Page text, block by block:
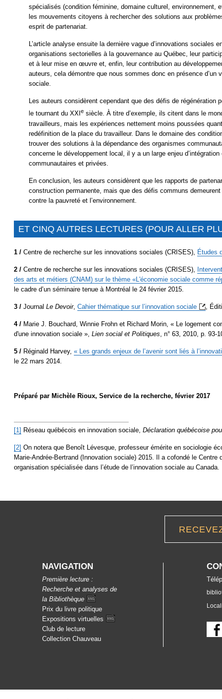
spécialisés (condition féminine, domaine culturel, environnement,
les mouvements citoyens à rechercher des solutions aux
esprit de partenariat.
L’article analyse ensuite la dernière vague d’innovations sociales
organisations sectorielles à la gouvernance au Québec, leur
et à leur mise en œuvre et, enfin, leur contribution au
auteurs, cela démontre que nous sommes donc en présence d’un
sociale.
Les auteurs considèrent cependant que des défis de régénération
le tournant du XXI e siècle. À titre d’exemple, ils citent dans le
travailleurs, mais les expériences nettement moins poussées
redéfinition de la place du travailleur. Dans le domaine des
trouver des solutions à la dépendance des organismes
concerne le développement local, il y a un large enjeu
communautaires et privées.
En conclusion, les auteurs considèrent que les rapports de
construction permanente, mais que des défis communs
contre la pauvreté et l’environnement.
ET CINQ AUTRES LECTURES (POUR ALLER
1 / Centre de recherche sur les innovations sociales (CRISES), Études
2 / Centre de recherche sur les innovations sociales (CRISES),
des arts et métiers (CNAM) sur le thème «L'économie sociale comme
le cadre d’un séminaire tenue à Montréal le 24 février 2015.
3 / Journal Le Devoir, Cahier thématique sur l’innovation sociale ,
4 / Marie J. Bouchard, Winnie Frohn et Richard Morin, « Le logement
d'une innovation sociale », Lien social et Politiques , n° 63, 2010, p. 93-
5 / Réginald Harvey, « Les grands enjeux de l’avenir sont liés à
le 22 mars 2014.
Préparé par Michèle Rioux, Service de la recherche, février 2017
[1] Réseau québécois en innovation sociale, Déclaration québécoise
[2] On notera que Benoît Lévesque, professeur émérite en sociologie
Marie-Andrée-Bertrand (Innovation sociale) 2015. Il a cofondé le
organisation spécialisée dans l’étude de l’innovation sociale au Canada.
NAVIGATION
Première lecture :
Recherche et analyses de
la Bibliothèque
Prix du livre politique
Expositions virtuelles
Club de lecture
Collection Chauveau